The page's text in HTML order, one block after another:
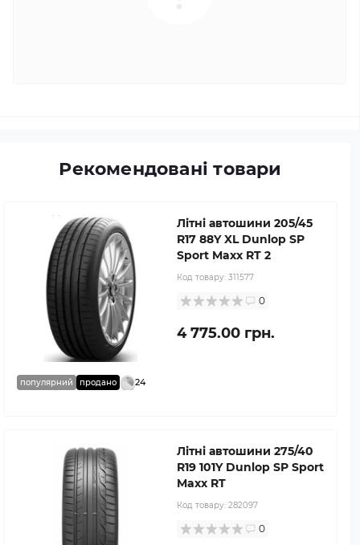
Рекомендовані товари
популярний продано 24
Літні автошини 205/45
R17 88Y XL Dunlop SP
Sport Maxx RT 2
Код товару: 311577
0
4 775.00 грн.
Літні автошини 275/40
R19 101Y Dunlop SP Sport
Maxx RT
Код товару: 282097
0